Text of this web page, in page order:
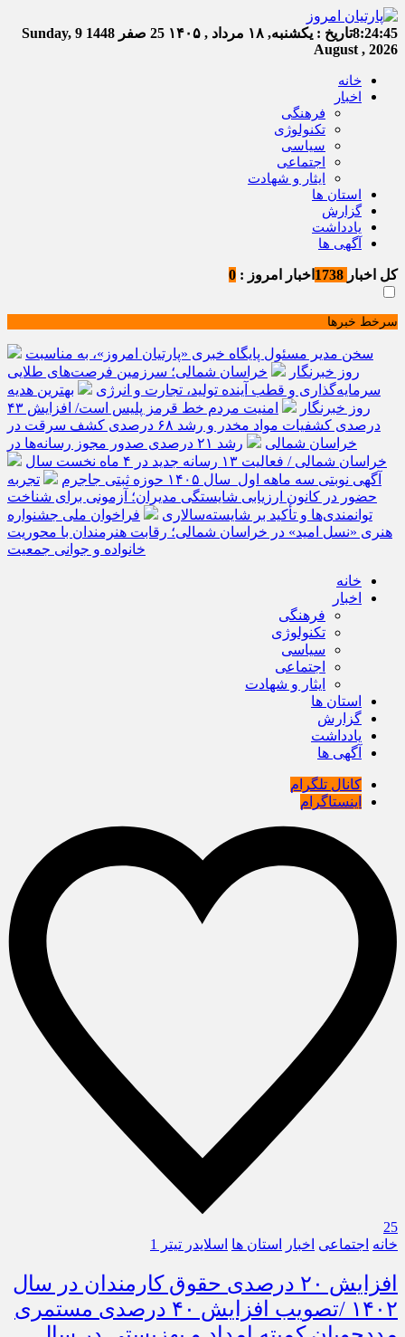
8:24:45تاریخ : یکشنبه, ۱۸ مرداد , ۱۴۰۵ 25 صفر 1448
Sunday, 9
August , 2026
خانه
اخبار
فرهنگی
تکنولوژی
سیاسی
اجتماعی
ایثار و شهادت
استان ها
گزارش
یادداشت
آگهی ها
کل اخبار اخبار امروز : 0
سرخط خبرها
سخن مدیر مسئول پایگاه خبری «پارتیان امروز»، به مناسبت
روز خبرنگار
خراسان شمالی؛ سرزمین فرصت‌های طلایی
سرمایه‌گذاری و قطب آینده تولید، تجارت و انرژی
بهترین هدیه
روز خبرنگار
امنیت مردم خط قرمز پلیس است/ افزایش ۴۳
درصدی کشفیات مواد مخدر و رشد ۶۸ درصدی کشف سرقت در
خراسان شمالی
رشد ۲۱ درصدی صدور مجوز رسانه‌ها در
خراسان شمالی / فعالیت ۱۳ رسانه جدید در ۴ ماه نخست سال
آگهی نوبتی سه ماهه اول سال ۱۴۰۵ حوزه ثبتی جاجرم
تجربه
حضور در کانون ارزیابی شایستگی مدیران؛ آزمونی برای شناخت
توانمندی‌ها و تأکید بر شایسته‌سالاری
فراخوان ملی جشنواره
هنری «نسل امید» در خراسان شمالی؛ رقابت هنرمندان با محوریت
خانواده و جوانی جمعیت
خانه
اخبار
فرهنگی
تکنولوژی
سیاسی
اجتماعی
ایثار و شهادت
استان ها
گزارش
یادداشت
آگهی ها
کانال تلگرام
اینستاگرام
25
خانه اجتماعی اخبار استان ها اسلایدر تیتر 1
افزایش ۲۰ درصدی حقوق کارمندان در سال
۱۴۰۲ /تصویب افزایش ۴۰ درصدی مستمری